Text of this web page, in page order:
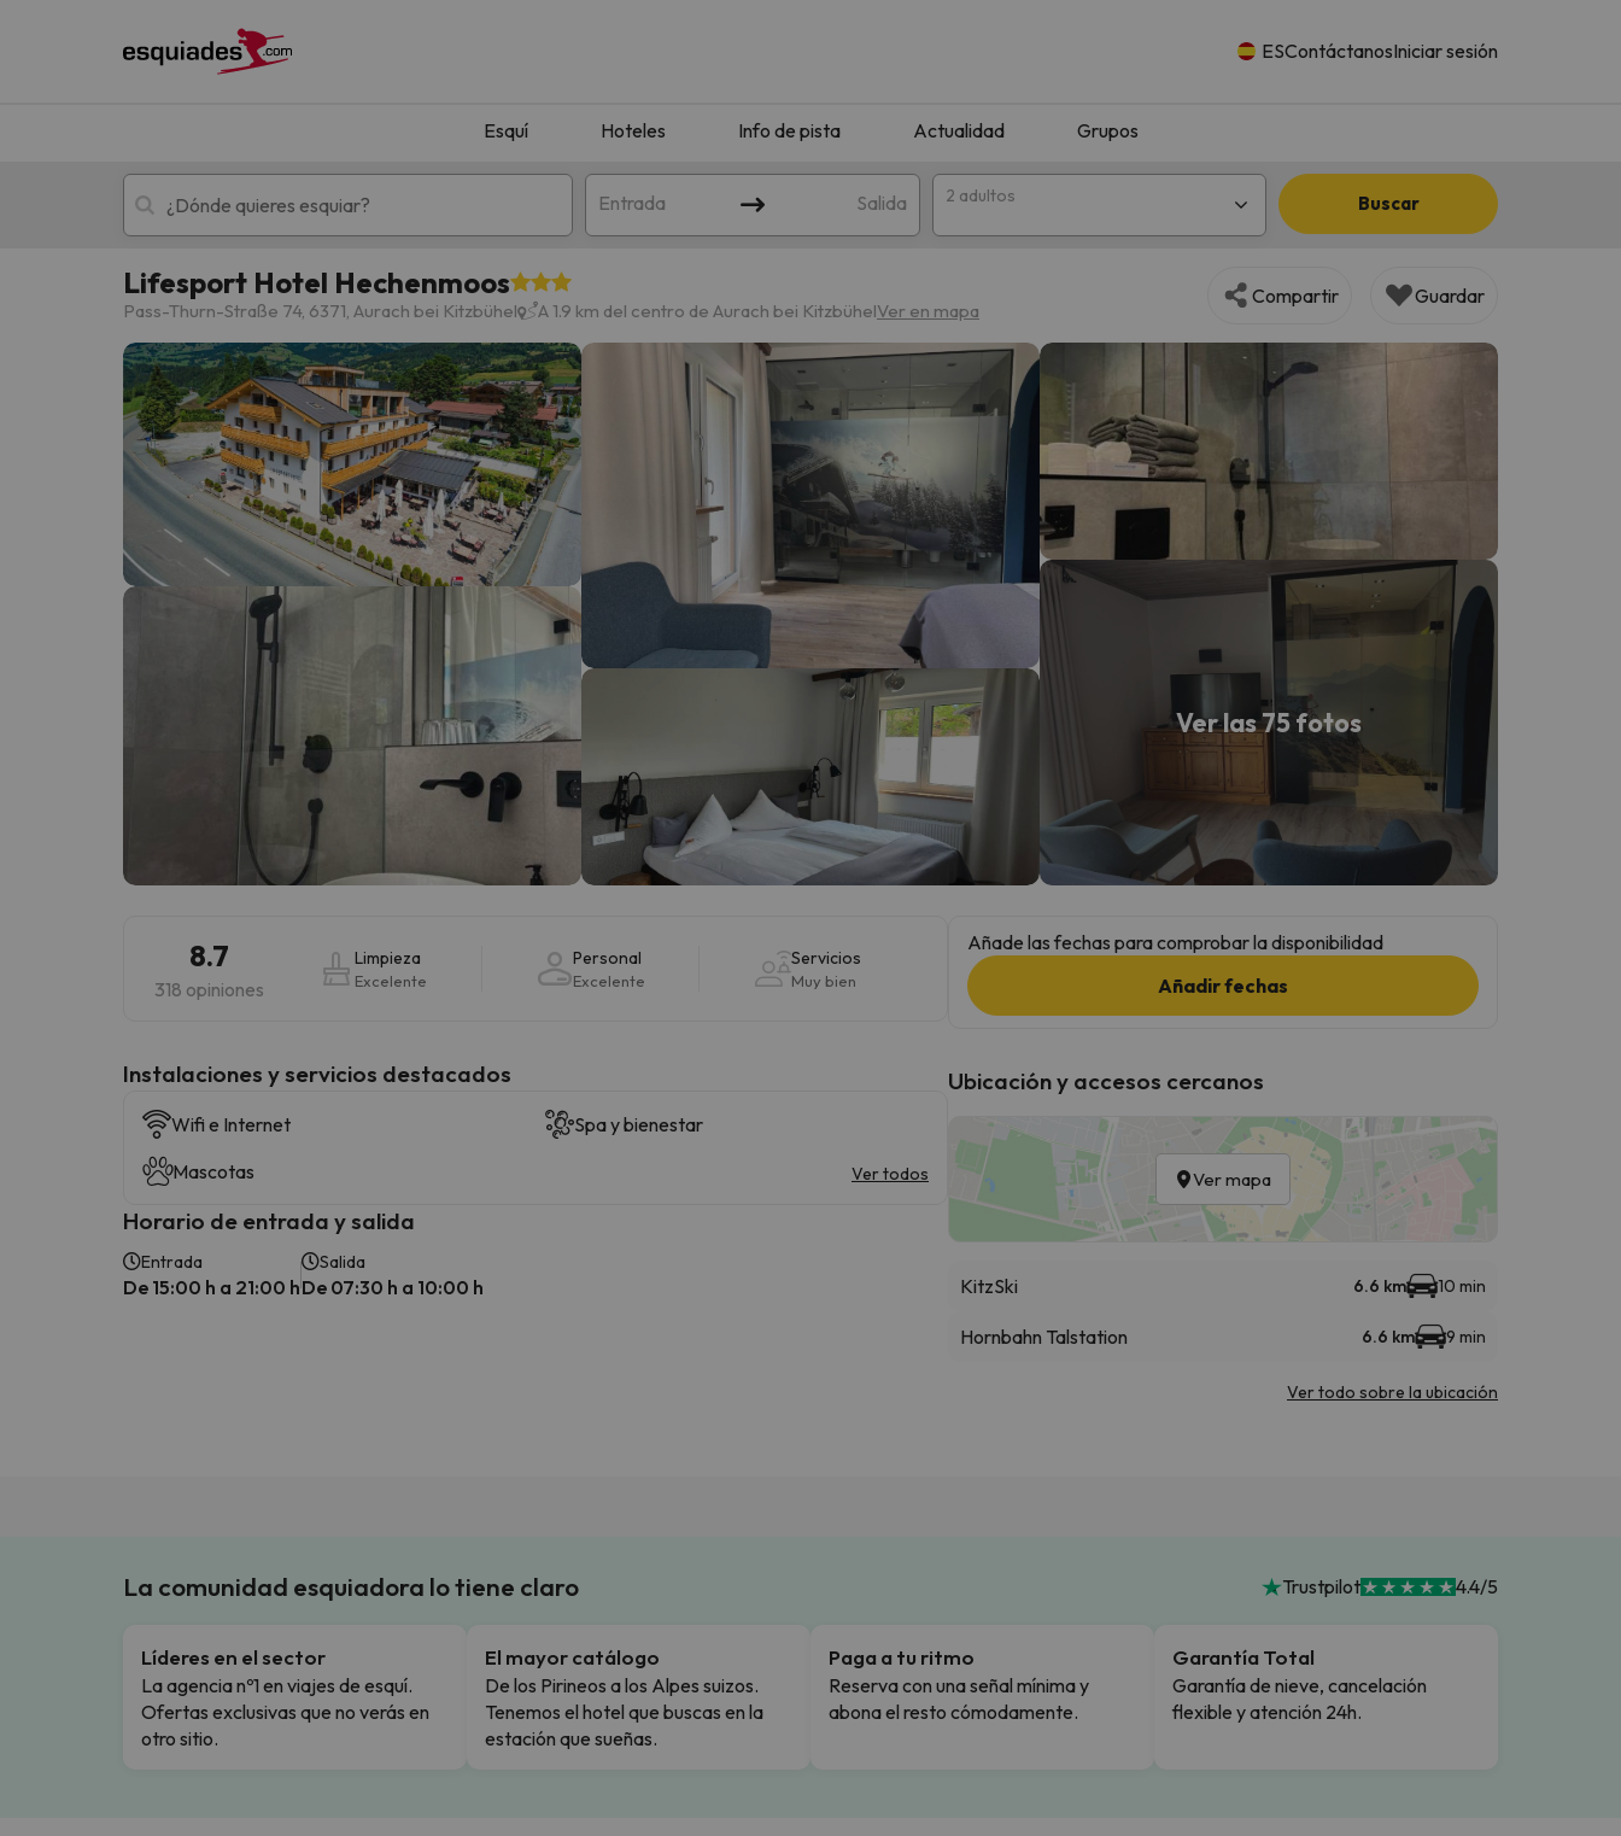
ESContáctanosIniciar sesión
Esquí Hoteles Info de pista Actualidad Grupos
Entrada Salida 2 adultos Buscar
Esquí Escapadas
¡Vaya! No hemos encontrado ningún resultado que coincida con tu búsqueda. Prueba a modificar el destino.
¡Vaya! Parece que nuestro buscador ha perdido el norte. En cuanto encuentre su brújula vuelve.
Lifesport Hotel Hechenmoos
Pass-Thurn-Straße 74, 6371, Aurach bei Kitzbühel A 1.9 km del centro de Aurach bei KitzbühelVer en mapa
Compartir Guardar
Ver las 75 fotos
8.7
318 opiniones
Limpieza
Excelente
Personal
Excelente
Servicios
Muy bien
Instalaciones y servicios destacados
Wifi e Internet
Spa y bienestar
Mascotas
Ver todos
Horario de entrada y salida
Entrada
De 15:00 h a 21:00 h
Salida
De 07:30 h a 10:00 h
Añade las fechas para comprobar la disponibilidad
Añadir fechas
Ubicación y accesos cercanos
Ver mapa
KitzSki 6.6 km 10 min
Hornbahn Talstation 6.6 km 9 min
Ver todo sobre la ubicación
La comunidad esquiadora lo tiene claro Trustpilot 4.4/5
Líderes en el sector
La agencia nº1 en viajes de esquí.
Ofertas exclusivas que no verás en
otro sitio.
El mayor catálogo
De los Pirineos a los Alpes suizos.
Tenemos el hotel que buscas en la
estación que sueñas.
Paga a tu ritmo
Reserva con una señal mínima y
abona el resto cómodamente.
Garantía Total
Garantía de nieve, cancelación
flexible y atención 24h.